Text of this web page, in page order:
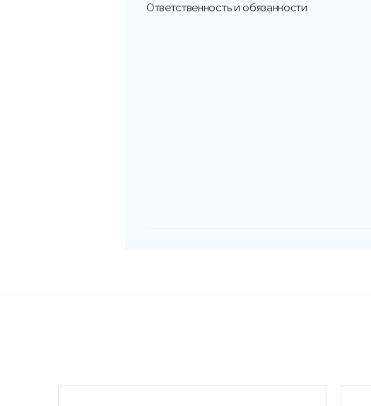
Ответственность и обязанности